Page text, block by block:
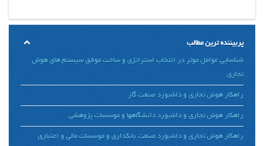
پربیننده ترین مطالب
شناسایی عوامل موثر در انتخاب استراتژی و ساخت موفق سیستم های هوش
تجاری
راهکار هوش تجاری و داشبورد صنعت گاز
راهکار هوش تجاری و داشبورد دانشگاهها و موسسات پژوهشی
راهکار هوش تجاری و داشبورد صنعت بانکداری و موسسات مالی و اعتباری